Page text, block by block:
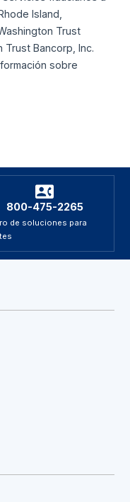
Island,
Trust
Trust Bancorp, Inc.
sobre
800-475-2265
de soluciones para